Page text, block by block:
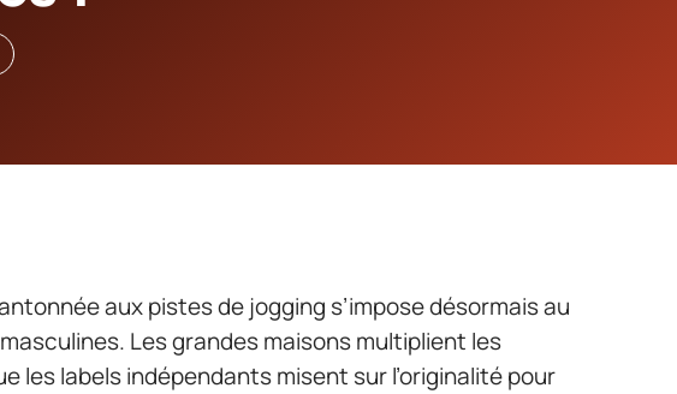
aux pistes de jogging s’impose désormais au
Les grandes maisons multiplient les
les labels indépendants misent sur l’originalité pour